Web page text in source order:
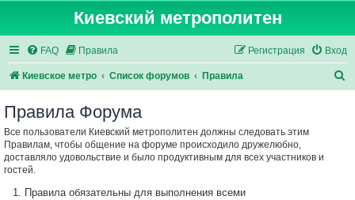
Киевский метрополитен
FAQ Правила Вход
Регистрация
Киевское метро Список форумов Правила
Правила Форума
Все пользователи Киевский метрополитен должны следовать этим
Правилам, чтобы общение на форуме происходило дружелюбно,
доставляло удовольствие и было продуктивным для всех участников и
гостей.
Правила обязательны для выполнения всеми